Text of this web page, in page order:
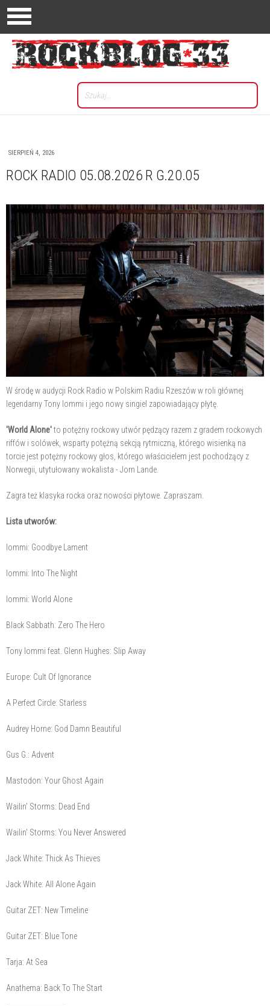
SIERPIEŃ 4, 2026
ROCK RADIO 05.08.2026 R G.20.05
W środę w audycji Rock Radio w Polskim Radiu Rzeszów w roli głównej
legendarny Tony Iommi i jego nowy singiel zapowiadający płytę.
'World Alone'to potężny rockowy utwór pędzący razem z gradem rockowych
riffów i solówek, wsparty potężną sekcją rytmiczną, którego wisienką na
torcie jest potężny rockowy głos, którego właścicielem jest pochodzący z
Norwegii, utytułowany wokalista - Jorn Lande.
Zagra też klasyka rocka oraz nowości płytowe. Zapraszam.
Lista utworów:
Iommi: Goodbye Lament
Iommi: Into The Night
Iommi: World Alone
Black Sabbath: Zero The Hero
Tony Iommi feat. Glenn Hughes: Slip Away
Europe: Cult Of Ignorance
A Perfect Circle: Starless
Audrey Horne: God Damn Beautiful
Gus G.: Advent
Mastodon: Your Ghost Again
Wailin' Storms: Dead End
Wailin' Storms: You Never Answered
Jack White: Thick As Thieves
Jack White: All Alone Again
Guitar ZET: New Timeline
Guitar ZET: Blue Tone
Tarja: At Sea
Anathema: Back To The Start